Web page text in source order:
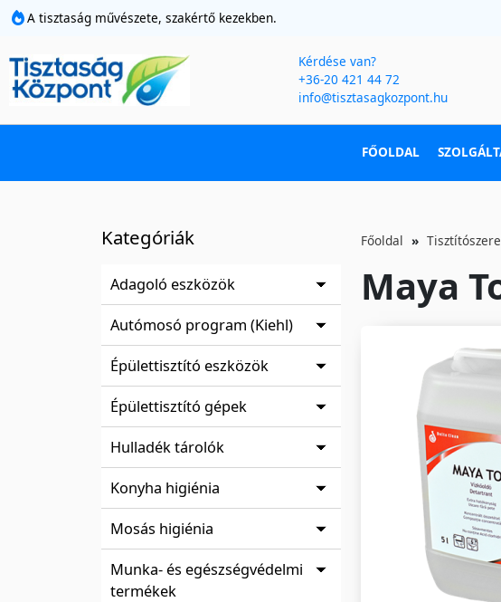
A tisztaság művészete, szakértő kezekben.
Kérdése van?
+36-20 421 44 72
info@tisztasagkozpont.hu
FŐOLDAL
Kategóriák
Adagoló eszközök
Autómosó program (Kiehl)
Épülettisztító eszközök
Épülettisztító gépek
Hulladék tárolók
Konyha higiénia
Mosás higiénia
Munka- és egészségvédelmi
termékek
Főoldal
Maya